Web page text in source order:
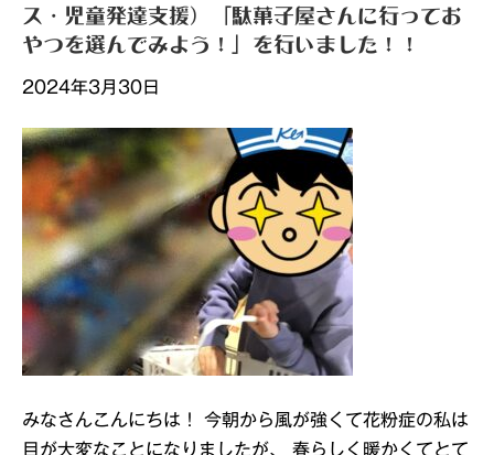
ス・児童発達支援）「駄菓子屋さんに行ってお
やつを選んでみよう！」を行いました！！
2024年3月30日
みなさんこんにちは！ 今朝から風が強くて花粉症の私は
目が大変なことになりましたが、 春らしく暖かくてとて